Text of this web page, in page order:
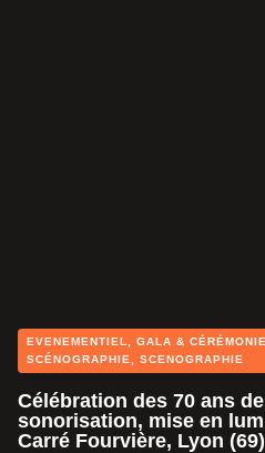
EVENEMENTIEL GALA & CÉRÉMONIE
SCÉNOGRAPHIE
SCENOGRAPHIE
Célébration des 70 ans
sonorisation, mise en
Carré Fourvière, Lyon (69)